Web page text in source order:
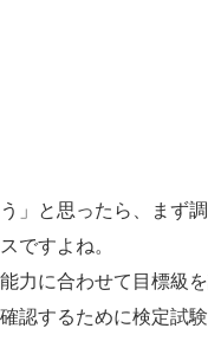
」と思ったら、まず
ですよね。
力に合わせて目標級を
認するために検定試